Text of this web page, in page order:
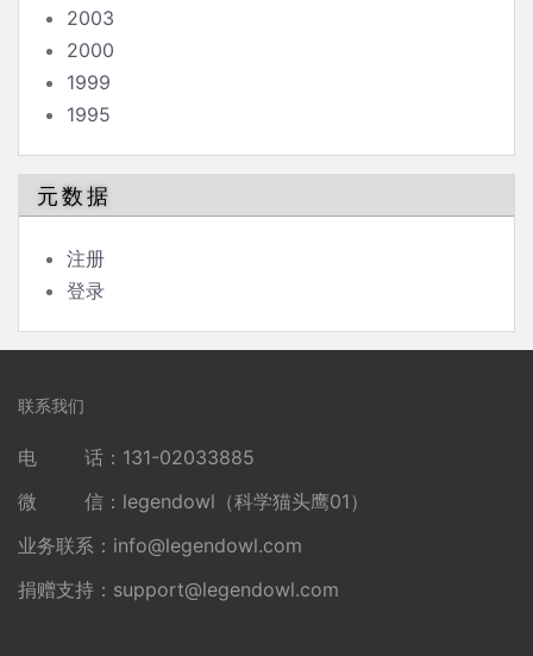
2003
2000
1999
1995
元数据
注册
登录
联系我们
电 话：131-02033885
微 信：legendowl（科学猫头鹰01）
业务联系： info@legendowl.com
捐赠支持： support@legendowl.com